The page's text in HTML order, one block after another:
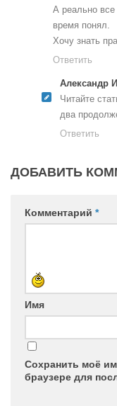
А реально
время понял.
Хочу знать
Ответить
Александр
Читайте
два
Ответить
ДОБАВИТЬ
Комментарий *
Имя
Сохранить моё
браузере для